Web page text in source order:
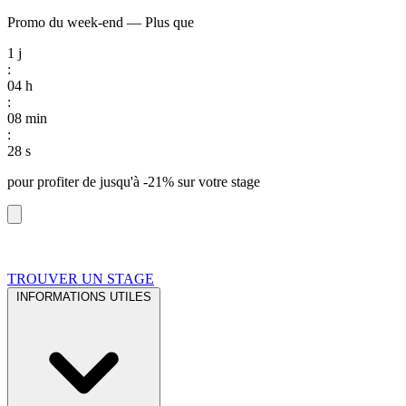
Promo du week-end — Plus que
1 j
:
04 h
:
08 min
:
27 s
pour profiter de jusqu'à -21% sur votre stage
TROUVER UN STAGE
INFORMATIONS UTILES